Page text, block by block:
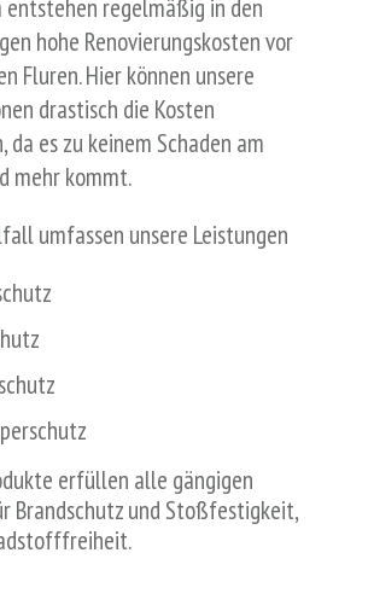
entstehen regelmäßig in den
hohe Renovierungskosten vor
Fluren. Hier können unsere
drastisch die Kosten
da es zu keinem Schaden am
mehr kommt.
umfassen unsere Leistungen
erfüllen alle gängigen
Brandschutz und Stoßfestigkeit,